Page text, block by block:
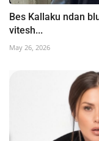
Bes Kallaku ndan
vitesh...
May 26, 2026